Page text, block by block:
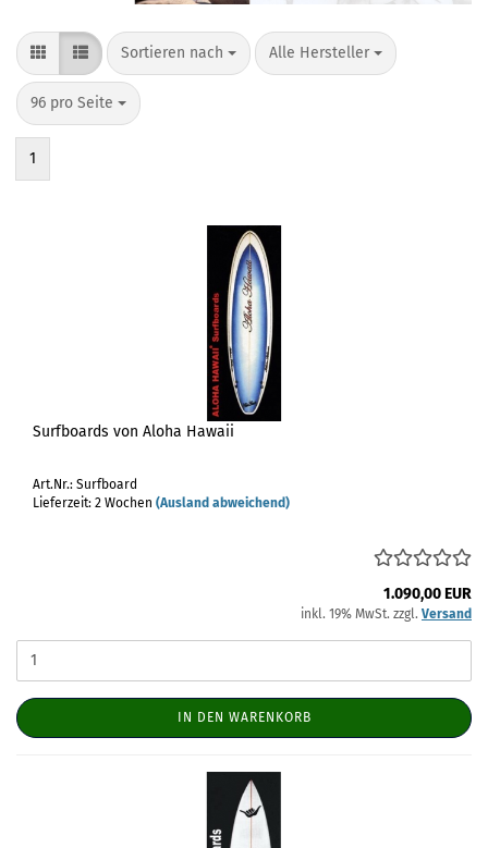
Sortieren nach
Sortieren nach Alle Hersteller
pro Seite
96 pro Seite
pro Seite
1
Surfboards von Aloha Hawaii
Art.Nr.: Surfboard
Lieferzeit: 2 Wochen (Ausland abweichend)
1.090,00 EUR
inkl. 19% MwSt. zzgl. Versand
IN DEN WARENKORB